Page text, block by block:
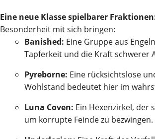
Eine neue Klasse spielbarer
Besonderheit mit sich bringen:
Banished: Eine Gruppe aus
Tapferkeit und die Kraft
Pyreborne: Eine rücksichtslose
Wohlstand bedeutet hier im
Luna Coven: Ein Hexenzirkel, der
um korrupte Feinde zu bezwingen.